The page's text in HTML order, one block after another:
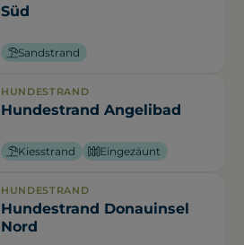
Süd
Sandstrand
HUNDESTRAND
Hundestrand Angelibad
Kiesstrand Eingezäunt
HUNDESTRAND
Hundestrand Donauinsel
Nord